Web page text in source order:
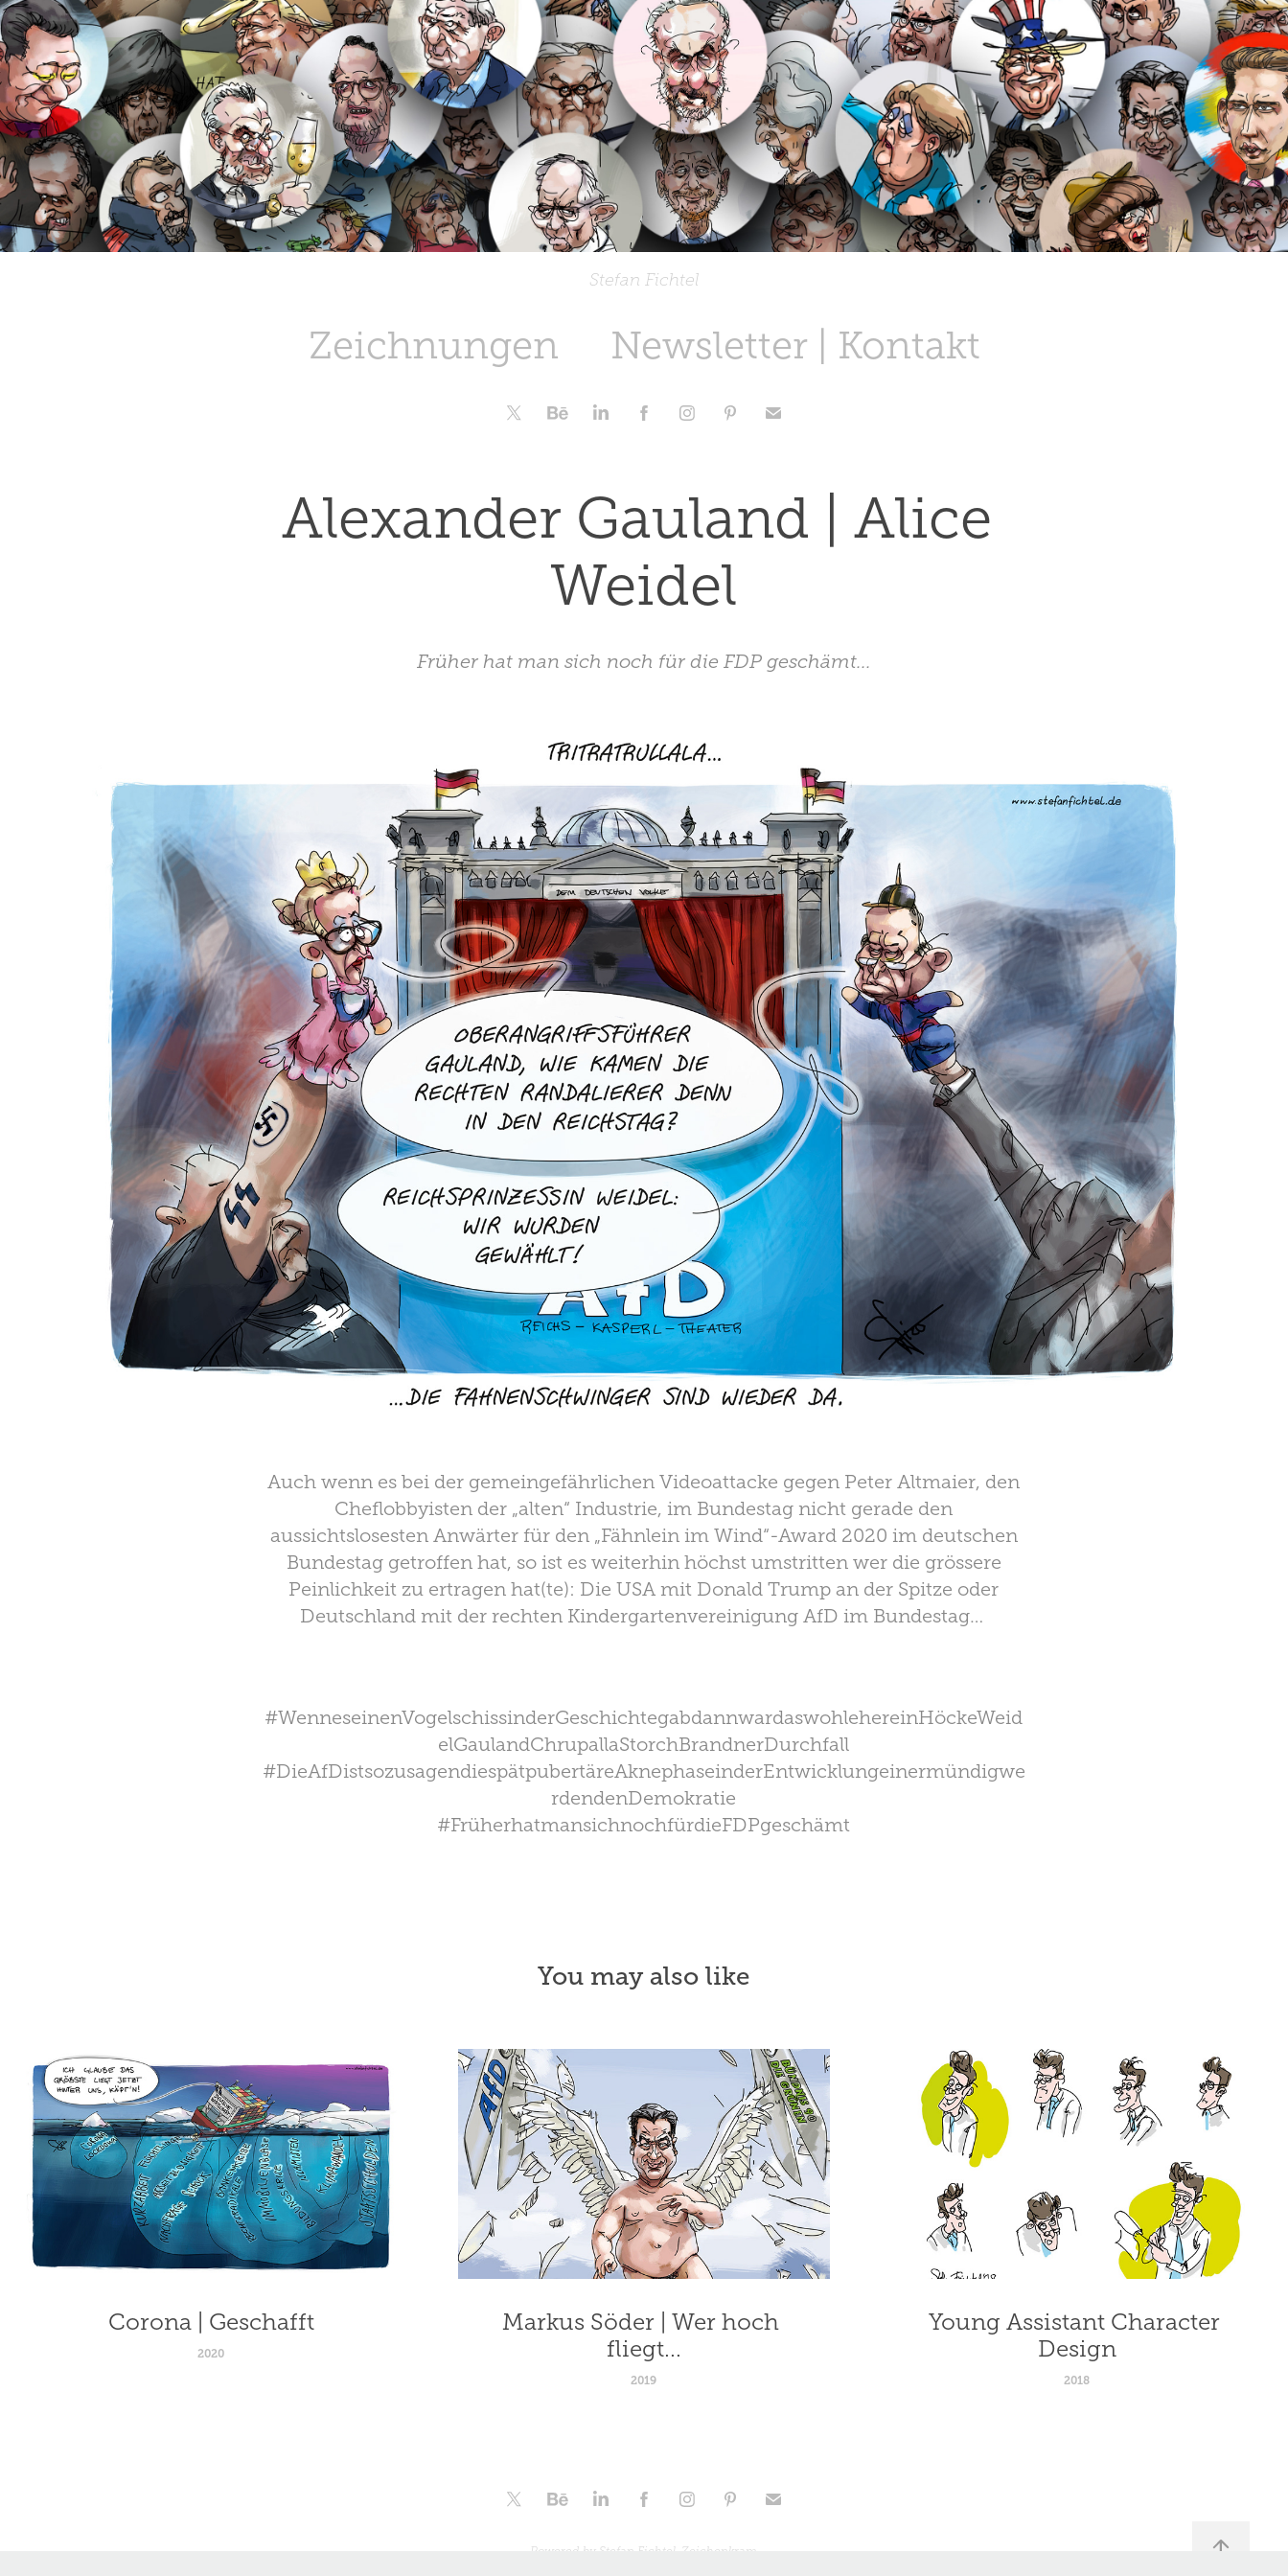
Stefan Fichtel
Zeichnungen Newsletter | Kontakt
Alexander Gauland | Alice
Weidel
Früher hat man sich noch für die FDP geschämt...
Auch wenn es bei der gemeingefährlichen Videoattacke gegen Peter Altmaier, den
Cheflobbyisten der „alten“ Industrie, im Bundestag nicht gerade den
aussichtslosesten Anwärter für den „Fähnlein im Wind“-Award 2020 im deutschen
Bundestag getroffen hat, so ist es weiterhin höchst umstritten wer die grössere
Peinlichkeit zu ertragen hat(te): Die USA mit Donald Trump an der Spitze oder
Deutschland mit der rechten Kindergartenvereinigung AfD im Bundestag…
#WenneseinenVogelschissinderGeschichtegabdannwardaswohlehereinHöckeWeid
elGaulandChrupallaStorchBrandnerDurchfall
#DieAfDistsozusagendiespätpubertäreAknephaseinderEntwicklungeinermündigwe
rdendenDemokratie
#FrüherhatmansichnochfürdieFDPgeschämt
You may also like
Corona | Geschafft
2020
Markus Söder | Wer hoch
fliegt...
2019
Young Assistant Character
Design
2018
Powered by Stefan Fichtel, Zeichenkram